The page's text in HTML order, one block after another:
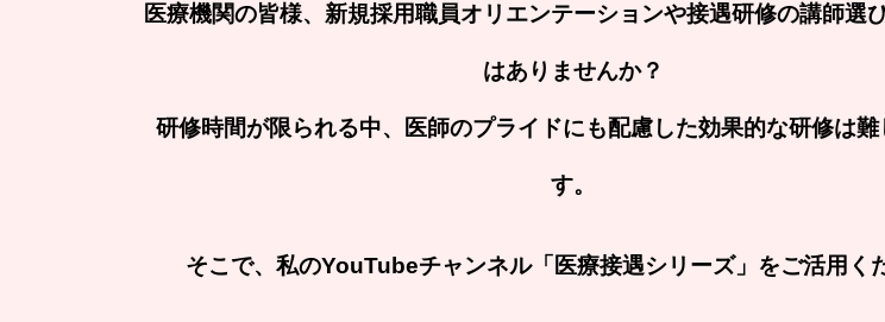
医療機関の皆様、新規採用職員オリエンテーションや接遇研修の講師選
はありませんか？
研修時間が限られる中、医師のプライドにも配慮した効果的な研修は
す。
そこで、私のYouTubeチャンネル「医療接遇シリーズ」をご活用く